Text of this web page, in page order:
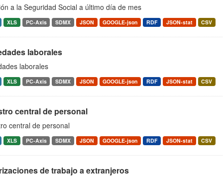
a la Seguridad Social a último día de mes
XLS PC-Axis SDMX JSON GOOGLE-json RDF JSON-stat CSV
laborales
laborales
XLS PC-Axis SDMX JSON GOOGLE-json RDF JSON-stat CSV
central de personal
central de personal
XLS PC-Axis SDMX JSON GOOGLE-json RDF JSON-stat CSV
de trabajo a extranjeros